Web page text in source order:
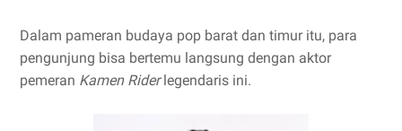
Dalam pameran budaya pop barat dan timur itu, para
pengunjung bisa bertemu langsung dengan aktor
pemeran Kamen Riderlegendaris ini.